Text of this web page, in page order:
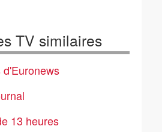
TV similaires
d'Euronews
13 heures